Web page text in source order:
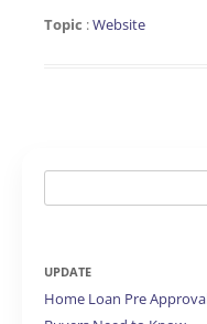
Topic :Website
for:
UPDATE
Home Loan Pre